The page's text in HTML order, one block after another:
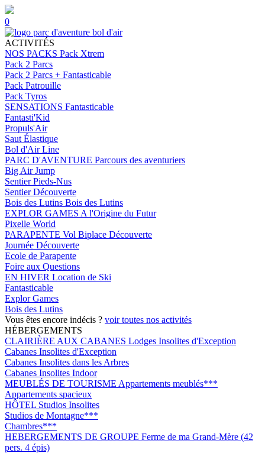
0
ACTIVITÉS
NOS PACKS Pack Xtrem
Pack 2 Parcs
Pack 2 Parcs + Fantasticable
Pack Patrouille
Pack Tyros
SENSATIONS Fantasticable
Fantasti'Kid
Propuls'Air
Saut Élastique
Bol d'Air Line
PARC D'AVENTURE Parcours des aventuriers
Big Air Jump
Sentier Pieds-Nus
Sentier Découverte
Bois des Lutins Bois des Lutins
EXPLOR GAMES A l'Origine du Futur
Pixelle World
PARAPENTE Vol Biplace Découverte
Journée Découverte
Ecole de Parapente
Foire aux Questions
EN HIVER Location de Ski
Fantasticable
Explor Games
Bois des Lutins
Vous êtes encore indécis ? voir toutes nos activités
HÉBERGEMENTS
CLAIRIÈRE AUX CABANES Lodges Insolites d'Exception
Cabanes Insolites d'Exception
Cabanes Insolites dans les Arbres
Cabanes Insolites Indoor
MEUBLÉS DE TOURISME Appartements meublés***
Appartements spacieux
HÔTEL Studios Insolites
Studios de Montagne***
Chambres***
HEBERGEMENTS DE GROUPE Ferme de ma Grand-Mère (42
pers. 4 épis)